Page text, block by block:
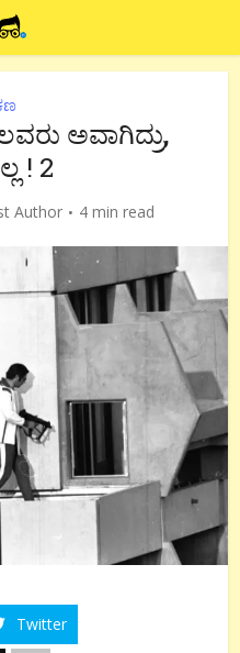
ಅವಾಗಿದ್ರು,
! 2
Author 4 min read
Twitter